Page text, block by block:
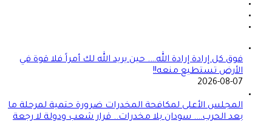
فوق كل إرادة إرادة الله…. حين يريد الله لك أمراً فلا قوة في
الأرض تستطيع منعه!!
2026-08-07
المجلس الأعلى لمكافحة المخدرات ضرورة حتمية لمرحلة ما
بعد الحرب…. سودان بلا مخدرات.. قرار شعب ودولة لا رجعة